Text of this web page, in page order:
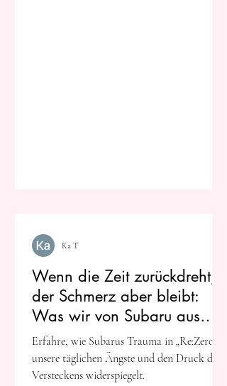
Wenn die Zeit zurückdreht,
der Schmerz aber bleibt:
Was wir von Subaru aus
„Re:Zero“ über psychische
Lasten lernen können
Erfahre, wie Subarus Trauma in „Re:Zero“
unsere täglichen Ängste und den Druck des
Versteckens widerspiegelt.
Ka T